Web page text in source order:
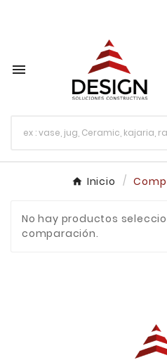

Inicio
No hay productos
comparación.